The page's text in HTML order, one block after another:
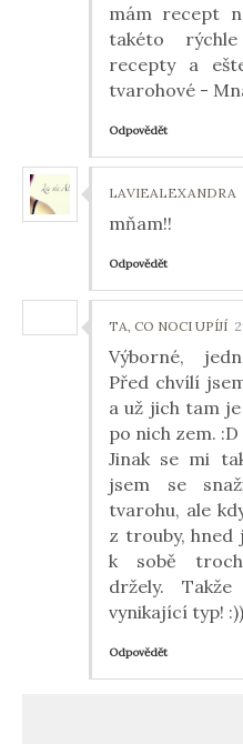
mám recept
takéto
recepty a
tvarohové -
Odpovědět
LAVIEALEXANDRA
mňam!!
Odpovědět
TA, CO NOCI UPÍJÍ
Výborné,
Před chvílí
a už jich tam
po nich zem. :D
Jinak se mi
jsem se
tvarohu, ale
z trouby, hned
k sobě
držely.
vynikající typ! :))
Odpovědět